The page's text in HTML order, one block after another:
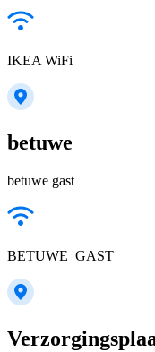
IKEA WiFi
betuwe
betuwe gast
BETUWE_GAST